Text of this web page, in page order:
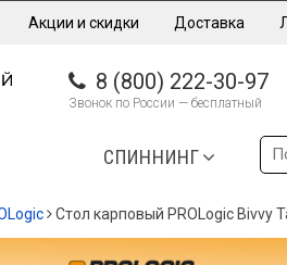
Акции и скидки Доставка
8 (800) 222-30-97
Звонок по России — бесплатный
СПИННИНГ
Стол карповый PROLogic Bivvy